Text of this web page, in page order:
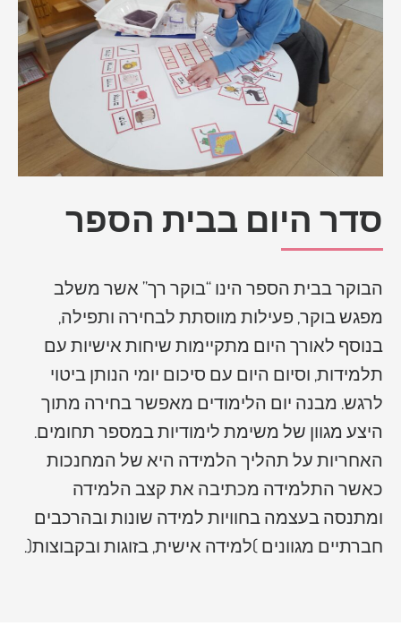
סדר היום בבית הספר
הבוקר בבית הספר הינו “בוקר רך” אשר משלב
מפגש בוקר, פעילות מווסתת לבחירה ותפילה,
בנוסף לאורך היום מתקיימות שיחות אישיות עם
תלמידות, וסיום היום עם סיכום יומי הנותן ביטוי
לרגש. מבנה יום הלימודים מאפשר בחירה מתוך
היצע מגוון של משימת לימודיות במספר תחומים.
האחריות על תהליך הלמידה היא של המחנכות
כאשר התלמידה מכתיבה את קצב הלמידה
ומתנסה בעצמה בחוויות למידה שונות ובהרכבים
חברתיים מגוונים )למידה אישית, בזוגות ובקבוצות(.